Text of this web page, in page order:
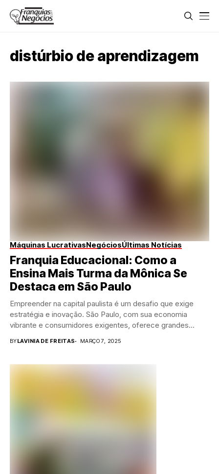
distúrbio de aprendizagem
Máquinas LucrativasNegóciosÚltimas Notícias
Franquia Educacional: Como a
Ensina Mais Turma da Mônica Se
Destaca em São Paulo
Empreender na capital paulista é um desafio que exige
estratégia e inovação. São Paulo, com sua economia
vibrante e consumidores exigentes, oferece grandes...
BYLAVINIA DE FREITAS MARÇO 7, 2025